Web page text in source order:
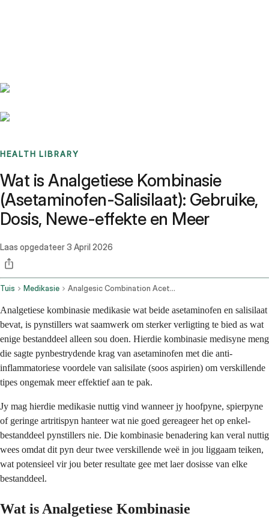
HEALTH LIBRARY
Wat is Analgetiese Kombinasie
(Asetaminofen-Salisilaat): Gebruike,
Dosis, Newe-effekte en Meer
Laas opgedateer3 April 2026
Tuis Medikasie Analgesic Combination Acetaminophen Salicylate Oral Route
Analgetiese kombinasie medikasie wat beide asetaminofen en salisilaat
bevat, is pynstillers wat saamwerk om sterker verligting te bied as wat
enige bestanddeel alleen sou doen. Hierdie kombinasie medisyne meng
die sagte pynbestrydende krag van asetaminofen met die anti-
inflammatoriese voordele van salisilate (soos aspirien) om verskillende
tipes ongemak meer effektief aan te pak.
Jy mag hierdie medikasie nuttig vind wanneer jy hoofpyne, spierpyne
of geringe artritispyn hanteer wat nie goed gereageer het op enkel-
bestanddeel pynstillers nie. Die kombinasie benadering kan veral nuttig
wees omdat dit pyn deur twee verskillende weë in jou liggaam teiken,
wat potensieel vir jou beter resultate gee met laer dosisse van elke
bestanddeel.
Wat is Analgetiese Kombinasie